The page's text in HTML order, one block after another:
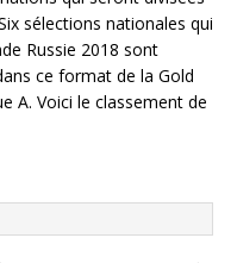
sélections nationales qui
Russie 2018 sont
ce format de la Gold
A. Voici le classement de